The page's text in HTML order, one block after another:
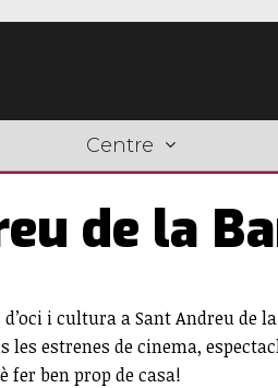
Centre
de la
i cultura a Sant Andreu de
estrenes de cinema,
fer ben prop de casa!